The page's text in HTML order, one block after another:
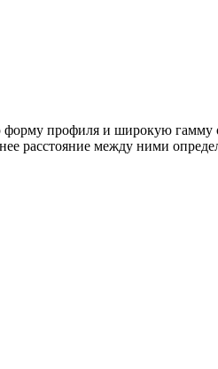
профиля и широкую гамму
расстояние между ними